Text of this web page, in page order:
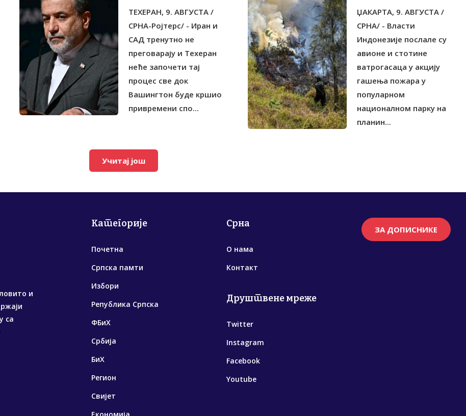
СПОРАЗУМ
ТЕХЕРАН, 9. АВГУСТА /
СРНА-Ројтерс/ - Иран и
САД тренутно не
преговарају и Техеран
неће започети тај
процес све док
Вашингтон буде кршио
привремени спо...
ЈАВИ
ЏАКАРТА, 9. АВГУСТА /
СРНА/ - Власти
Индонезије послале су
авионе и стотине
ватрогасаца у акцију
гашења пожара у
популарном
националном парку на
планин...
Учитај још
и
са
Категорије
Почетна
Српска памти
Избори
Република Српска
ФБиХ
Србија
БиХ
Регион
Свијет
Срна
О нама
Контакт
Друштвене мреже
Twitter
Instagram
Facebook
Youtube
ЗА ДОПИСНИКЕ